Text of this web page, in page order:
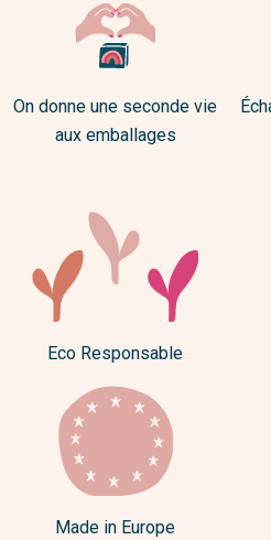
On donne une seconde vie
aux emballages
Eco Responsable
Made in Europe